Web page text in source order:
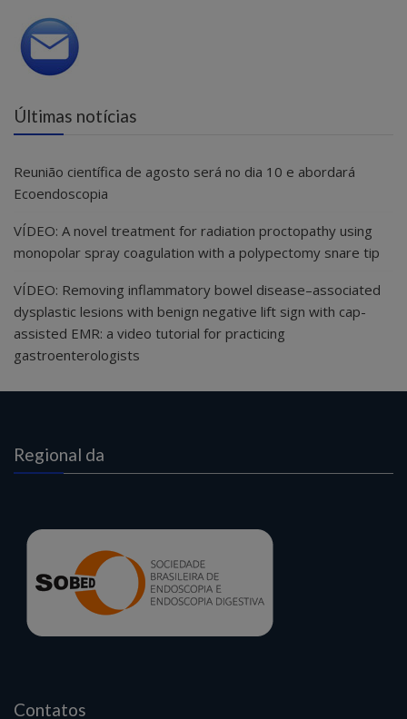
Últimas notícias
Reunião científica de agosto será no dia 10 e abordará
Ecoendoscopia
VÍDEO: A novel treatment for radiation proctopathy using
monopolar spray coagulation with a polypectomy snare tip
VÍDEO: Removing inflammatory bowel disease–associated
dysplastic lesions with benign negative lift sign with cap-
assisted EMR: a video tutorial for practicing
gastroenterologists
Regional da
Contatos